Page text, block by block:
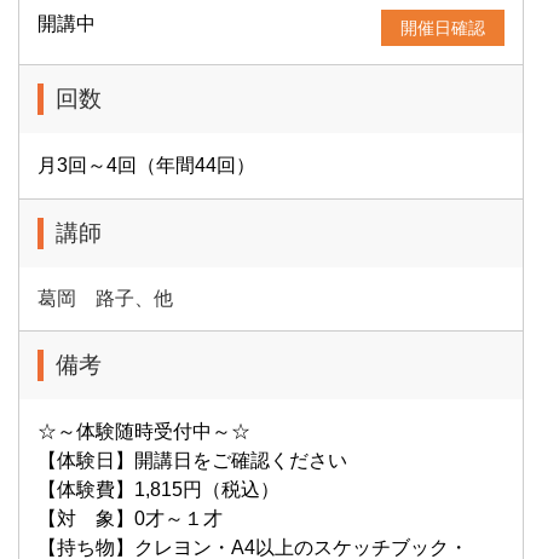
開講中 開催日確認
回数
月3回～4回（年間44回）
講師
葛岡 路子、他
備考
☆～体験随時受付中～☆
【体験日】開講日をご確認ください
【体験費】1,815円（税込）
【対 象】0才～１才
【持ち物】クレヨン・A4以上のスケッチブック・